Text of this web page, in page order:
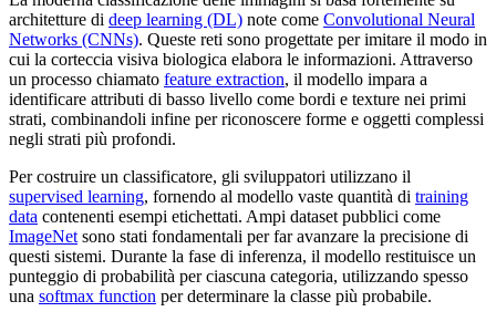
architetture di deep learning (DL) note come Convolutional Neural
Networks (CNNs). Queste reti sono progettate per imitare il modo in
cui la corteccia visiva biologica elabora le informazioni. Attraverso
un processo chiamato feature extraction, il modello impara a
identificare attributi di basso livello come bordi e texture nei primi
strati, combinandoli infine per riconoscere forme e oggetti complessi
negli strati più profondi.
Per costruire un classificatore, gli sviluppatori utilizzano il
supervised learning, fornendo al modello vaste quantità di training
data contenenti esempi etichettati. Ampi dataset pubblici come
ImageNet sono stati fondamentali per far avanzare la precisione di
questi sistemi. Durante la fase di inferenza, il modello restituisce un
punteggio di probabilità per ciascuna categoria, utilizzando spesso
una softmax function per determinare la classe più probabile.